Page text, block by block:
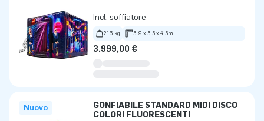
Incl. soffiatore
216 kg 5.9 x 5.5 x 4.5m
3.999,00 €
Nuovo
GONFIABILE STANDARD MIDI DISCO
COLORI FLUORESCENTI